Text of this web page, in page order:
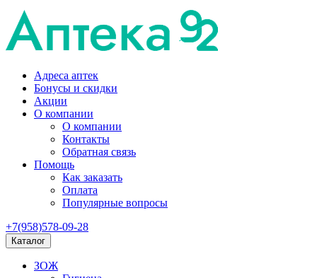
Адреса аптек
Бонусы и скидки
Акции
О компании
О компании
Контакты
Обратная связь
Помощь
Как заказать
Оплата
Популярные вопросы
+7(958)578-09-28
Каталог
ЗОЖ